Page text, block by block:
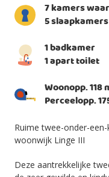
7 kamers
5 slaapkamers
1 badkamer
1 apart toilet
Woonopp. 118
Perceelopp.
Ruime twee-onder-
woonwijk Linge III
Deze aantrekkelijke